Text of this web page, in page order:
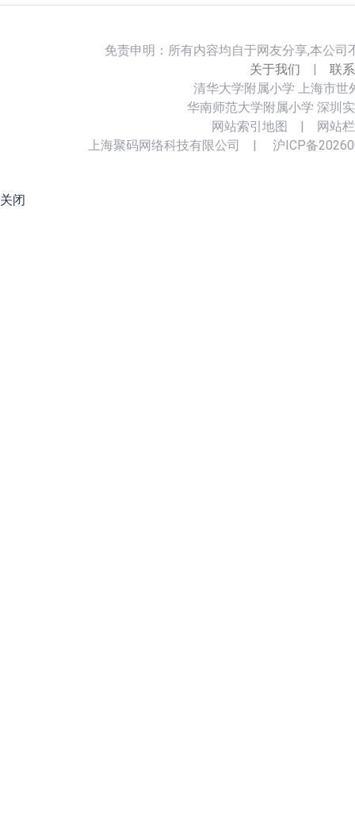
免责申明：所有内容均自于网友分享,本公
关于我们
联
清华大学附属小学 上海市世
华南师范大学附属小学 深圳
网站索引地图
网站
上海聚码网络科技有限公司
沪ICP备
关闭